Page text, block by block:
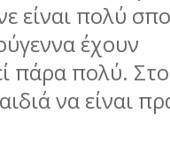
είναι πολύ
έχουν
πάρα πολύ.
να είναι